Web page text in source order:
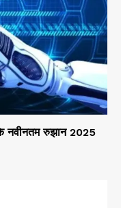
नवीनतम रुझान 2025